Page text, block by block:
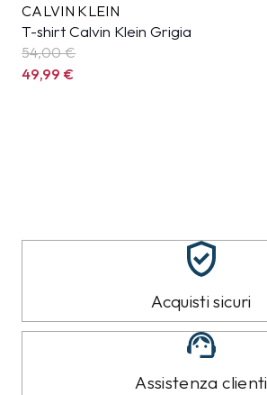
CALVIN KLEIN
T-shirt Calvin Klein Grigia
54,00 €
49,99€
Acquisti sicuri
Assistenza clienti